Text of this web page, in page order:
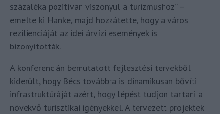
százaléka pozitívan viszonyul a turizmushoz” –
emelte ki Hanke, majd hozzátette, hogy a város
rezilienciáját az idei árvízi események is
bizonyították.
A konferencián bemutatott fejlesztési tervekből
kiderült, hogy Bécs továbbra is dinamikusan bővíti
infrastruktúráját azért, hogy lépést tudjon tartani a
növekvő turisztikai igényekkel. A tervezett projektek